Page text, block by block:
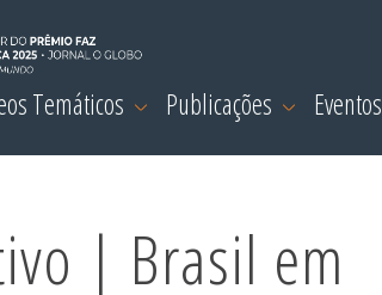
Temáticos Publicações Eventos
| Brasil em